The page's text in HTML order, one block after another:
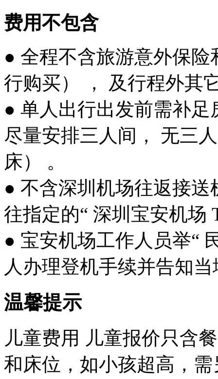
费用不包含
● 全程不含旅游意外保
行购买） ， 及行程外其
● 单人出行出发前需补
尽量安排三人间， 无三
床） 。
● 不含深圳机场往返接
往指定的“ 深圳宝安机场
● 宝安机场工作人员举“
人办理登机手续并告知
温馨提示
儿童费用 儿童报价只含
和床位，如小孩超高，